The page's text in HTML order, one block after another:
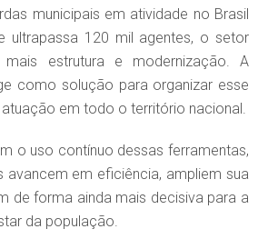
municipais em atividade no Brasil
ultrapassa 120 mil agentes, o setor
estrutura e modernização. A
como solução para organizar esse
em todo o território nacional.
o uso contínuo dessas ferramentas,
avancem em eficiência, ampliem sua
de forma ainda mais decisiva para a
da população.